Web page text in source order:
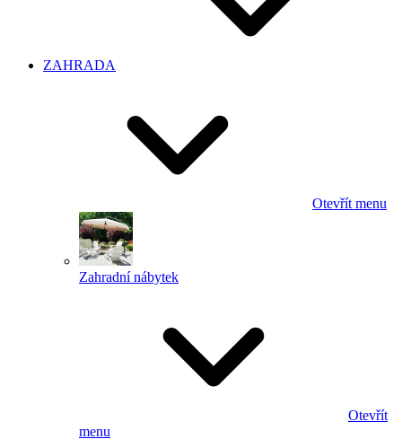
ZAHRADA
Otevřít menu
Zahradní nábytek
Otevřít
menu